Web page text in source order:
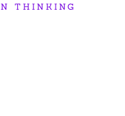
THINKING